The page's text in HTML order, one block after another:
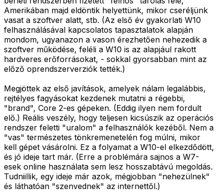
Amerikában majd eldöntik helyettünk, mikor cseréljünk
vasat a szoftver alatt, stb. (Az első év gyakorlati W10
felhasználásával kapcsolatos tapasztalatok alapján
mondom, ugyanazon a vason érezhetően nehezedik a
szoftver működése, feléli a W10 is az alapjául rakott
hardveres erőforrásokat, - sokkal gyorsabban mint az
előző oprendszerverziók tették.)
Megjöttek az első javítások, amelyek nálam legalábbis,
rejtélyes fagyásokat kezdenek mutatni a régebbi,
"brand", Core 2-es gépeken. (Eddig ilyen nem fordult
elő.) Reális veszély, hogy teljesen kicsúszik az operációs
rendszer feletti "uralom" a felhasználók kezéből. Nem a
"vas" természetes tönkremenetelén fog múlni, mikor
kell gépet vásárolni. Ez a folyamat a W10-el elkezdődött,
és jó ideje tart már. (Erre a problémára sajnos a W7-
esek online használata sem lesz hosszabtávú megoldás.
Tudniillik, egy ideje már azok, mégjobban "nehezülnek"
és láthatóan "szenvednek" az internettől.)